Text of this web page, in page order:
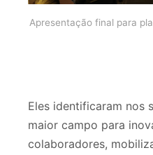
Apresentação final para
Eles identificaram nos
maior campo para
colaboradores,